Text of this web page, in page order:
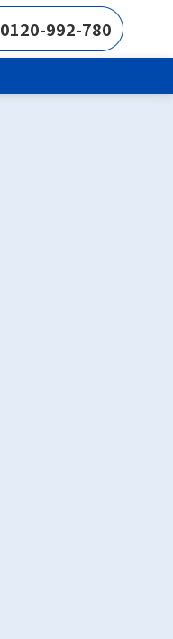
0120-992-780